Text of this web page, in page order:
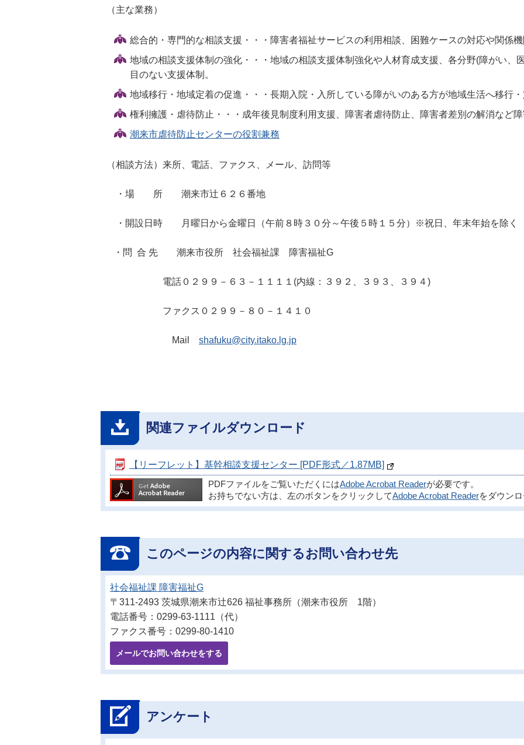
（主な業務）
総合的・専門的な相談支援・・・障害者福祉サービスの利用相談、困難ケースの対応や関係
地域の相談支援体制の強化・・・地域の相談支援体制強化や人材育成支援、各分野(障がい、
目のない支援体制。
地域移行・地域定着の促進・・・長期入院・入所している障がいのある方が地域生活へ移行
権利擁護・虐待防止・・・成年後見制度利用支援、障害者虐待防止、障害者差別の解消など
潮来市虐待防止センターの役割兼務
（相談方法）来所、電話、ファクス、メール、訪問等
・場 所 潮来市辻６２６番地
・開設日時 月曜日から金曜日（午前８時３０分～午後５時１５分）※祝日、年末年始を除く
・問 合 先 潮来市役所 社会福祉課 障害福祉G
電話０２９９－６３－１１１１(内線：３９２、３９３、３９４)
ファクス０２９９－８０－１４１０
Mail shafuku@city.itako.lg.jp
関連ファイルダウンロード
【リーフレット】基幹相談支援センター [PDF形式／1.87MB]
PDFファイルをご覧いただくにはAdobe Acrobat Readerが必要です。
お持ちでない方は、左のボタンをクリックしてAdobe Acrobat Readerをダウン
このページの内容に関するお問い合わせ先
社会福祉課 障害福祉G
〒311-2493 茨城県潮来市辻626 福祉事務所（潮来市役所 1階）
電話番号：0299-63-1111（代）
ファクス番号：0299-80-1410
メールでお問い合わせをする
アンケート